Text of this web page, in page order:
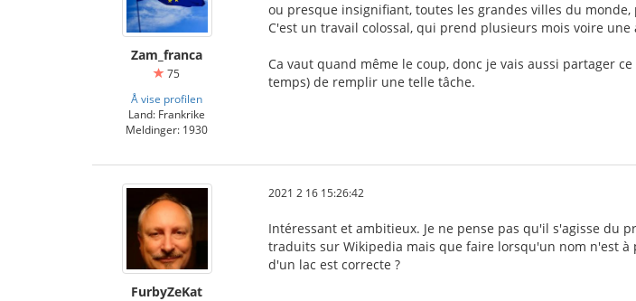
Zam_franca
75
Å vise profilen
Land: Frankrike
Meldinger: 1930
ou presque insignifiant, toutes les grandes villes du
C'est un travail colossal, qui prend plusieurs mois voire une
Ca vaut quand même le coup, donc je vais aussi partager
temps) de remplir une telle tâche.
FurbyZeKat
2021 2 16 15:26:42
Intéressant et ambitieux. Je ne pense pas qu'il s'agisse du
traduits sur Wikipedia mais que faire lorsqu'un nom n'est
d'un lac est correcte ?